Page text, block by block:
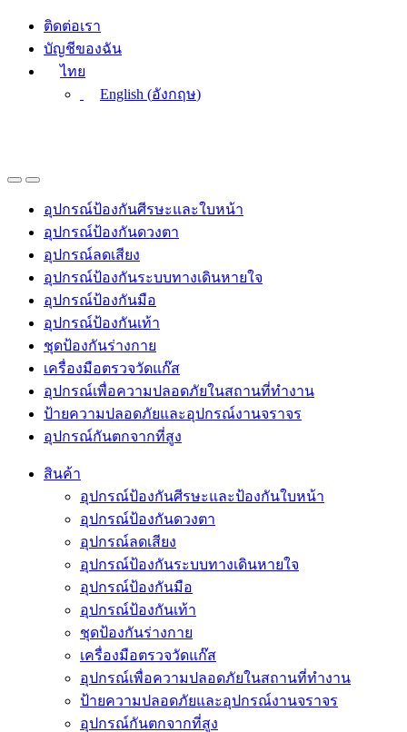
Skip
navigation
Skip
content
ติดต่อเรา
บัญชีของฉัน
ไทย
English (อังกฤษ)
อุปกรณ์ป้องกันศีรษะและใบหน้า
อุปกรณ์ป้องกันดวงตา
อุปกรณ์ลดเสียง
อุปกรณ์ป้องกันระบบทางเดินหายใจ
อุปกรณ์ป้องกันมือ
อุปกรณ์ป้องกันเท้า
ชุดป้องกันร่างกาย
เครื่องมือตรวจวัดแก๊ส
อุปกรณ์เพื่อความปลอดภัยในสถานที่ทำงาน
ป้ายความปลอดภัยและอุปกรณ์งานจราจร
อุปกรณ์กันตกจากที่สูง
สินค้า
อุปกรณ์ป้องกันศีรษะและป้องกันใบหน้า
อุปกรณ์ป้องกันดวงตา
อุปกรณ์ลดเสียง
อุปกรณ์ป้องกันระบบทางเดินหายใจ
อุปกรณ์ป้องกันมือ
อุปกรณ์ป้องกันเท้า
ชุดป้องกันร่างกาย
เครื่องมือตรวจวัดแก๊ส
อุปกรณ์เพื่อความปลอดภัยในสถานที่ทำงาน
ป้ายความปลอดภัยและอุปกรณ์งานจราจร
อุปกรณ์กันตกจากที่สูง